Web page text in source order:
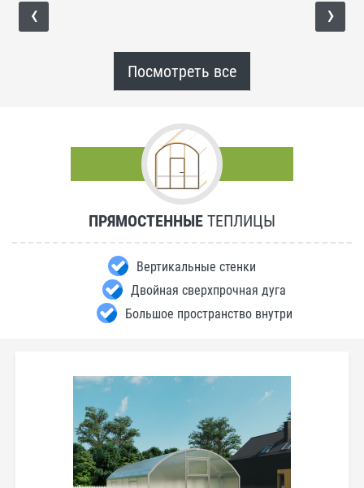
‹ ›
Посмотреть все
ПРЯМОСТЕННЫЕ ТЕПЛИЦЫ
Вертикальные стенки
Двойная сверхпрочная дуга
Большое пространство внутри